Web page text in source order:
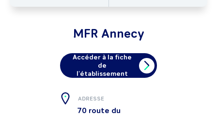
MFR Annecy
Accéder à la fiche
de
l'établissement
ADRESSE
70 route du